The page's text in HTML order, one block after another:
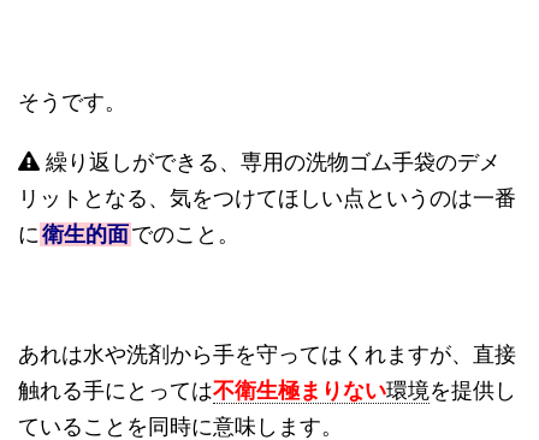
そうです。
繰り返しができる、専用の洗物ゴム手袋のデメ
リットとなる、気をつけてほしい点というのは一番
に 衛生的面でのこと。
あれは水や洗剤から手を守ってはくれますが、直接
触れる手にとっては不衛生極まりない環境を提供し
ていることを同時に意味します。